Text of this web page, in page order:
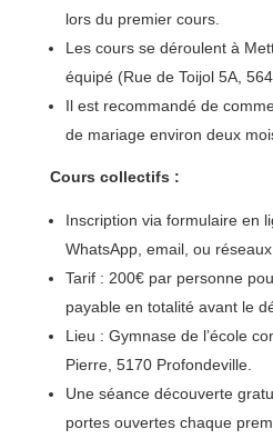
lors du premier cours.
Les cours se déroulent à
équipé (Rue de Toijol 5A,
Il est recommandé de
de mariage environ deux
Cours collectifs :
Inscription via formulaire en
WhatsApp, email, ou réseaux
Tarif : 200€ par personne
payable en totalité avant le
Lieu : Gymnase de l’école
Pierre, 5170 Profondeville.
Une séance découverte
portes ouvertes chaque